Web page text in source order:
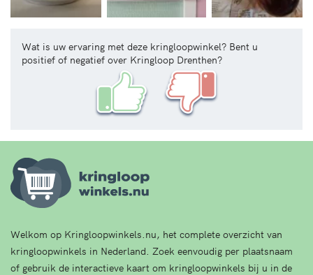
Wat is uw ervaring met deze kringloopwinkel? Bent u
positief of negatief over Kringloop Drenthen?
Welkom op Kringloopwinkels.nu, het complete overzicht van
kringloopwinkels in Nederland. Zoek eenvoudig per plaatsnaam
of gebruik de interactieve kaart om kringloopwinkels bij u in de